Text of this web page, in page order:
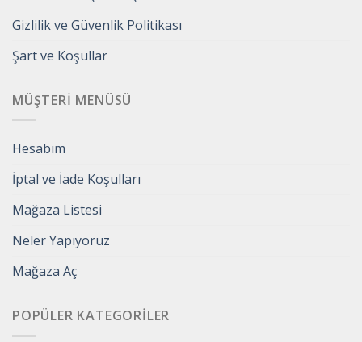
Gizlilik ve Güvenlik Politikası
Şart ve Koşullar
MÜŞTERI MENÜSÜ
Hesabım
İptal ve İade Koşulları
Mağaza Listesi
Neler Yapıyoruz
Mağaza Aç
POPÜLER KATEGORILER